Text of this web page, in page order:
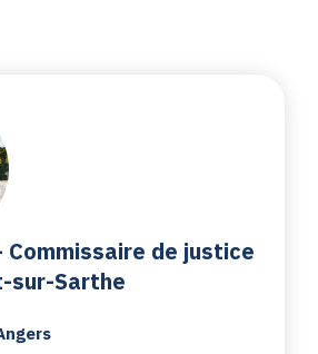
Commissaire de justice
sur-Sarthe